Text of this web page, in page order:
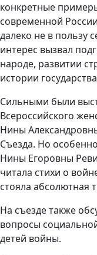
конкретные
современной
далеко не в пользу
интерес вызвал
народе, развитии
истории
Сильными были
Всероссийского
Нины
Съезда. Но
Нины Егоровны
читала стихи о
стояла абсолютная
На съезде также
вопросы
детей войны.